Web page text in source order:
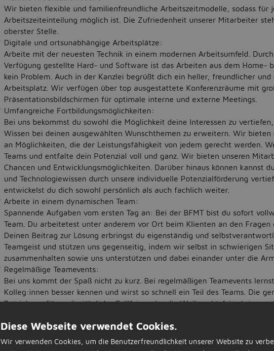
Wir bieten flexible und familienfreundliche Arbeitszeitmodelle, sodass für
Arbeitszeiteinteilung möglich ist. Die Zufriedenheit unserer Mitarbeiter
oberster Stelle.
Digitale und ortsunabhängige Arbeitsplätze:
Arbeite mit der neuesten Technik in einem modernen Arbeitsumfeld.
Verfügung gestellte Hard- und Software ist das Arbeiten aus dem Home-
kein Problem. Auch in der Kanzlei begrüßt dich ein heller, freundlicher und
Arbeitsplatz. Wir verfügen über top ausgestattete Konferenzräume mit
Präsentationsbildschirmen für optimale interne und externe Meetings.
Umfangreiche Fortbildungsmöglichkeiten:
Bei uns bekommst du sowohl die Möglichkeit deine Interessen zu
Wissen bei deinen ausgewählten Wunschthemen zu erweitern. Wir
an Möglichkeiten, die der Leistungsfähigkeit von jedem gerecht werden.
Teams und entfalte dein Potenzial voll und ganz. Wir bieten unseren
Chancen und Entwicklungsmöglichkeiten. Darüber hinaus können kannst
und Technologiewissen durch unsere individuelle Potenzialförderung
entwickelst du dich sowohl persönlich als auch fachlich weiter.
Arbeite in einem dynamischen Team:
Spannende Aufgaben vom ersten Tag an: Bei der BFMT bist du sofort
Team. Du arbeitetest unter anderem vor Ort beim Klienten an den Fragen
Deinen Beitrag zur Lösung erbringst du eigenständig und
Teamgeist und stützen uns gegenseitig, indem wir selbst in schwierigen
zusammenhalten sowie uns unterstützen und dabei einander unter die
Regelmäßige Teamevents:
Bei uns kommt der Spaß nicht zu kurz. Bei regelmäßigen Teamevents
Kolleg:innen besser kennen und wirst so schnell ein Teil des Teams. Die
Betriebsausflüge, die jährliche Grillfeier oder die Weihnachtsfeier bringen
Auch bieten wir dir weitere Benefits wie die Möglichkeit auf
Diese Webseite verwendet Cookies.
Wir verwenden Cookies, um die Benutzerfreundlichkeit unserer Website zu